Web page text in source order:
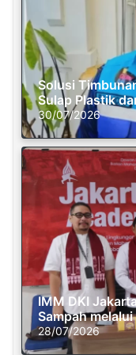
Solusi
Sulap Plastik
30/07/2026
IMM DKI
Sampah
28/07/2026